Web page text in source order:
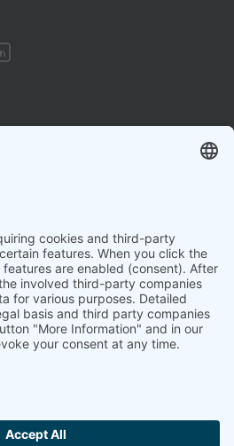
nous sommes tenus de
présentée ici ne concorde